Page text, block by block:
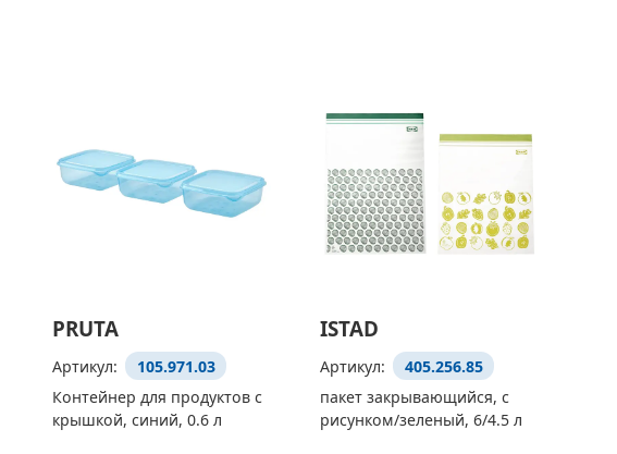
PRUTA
Артикул:
105.971.03
Контейнер для продуктов с
крышкой, синий, 0.6 л
ISTAD
Артикул:
405.256.85
пакет закрывающийся, с
рисунком/зеленый, 6/4.5 л